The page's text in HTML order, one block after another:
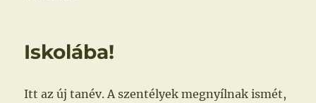
Iskolába!
Itt az új tanév. A szentélyek megnyílnak ismét,